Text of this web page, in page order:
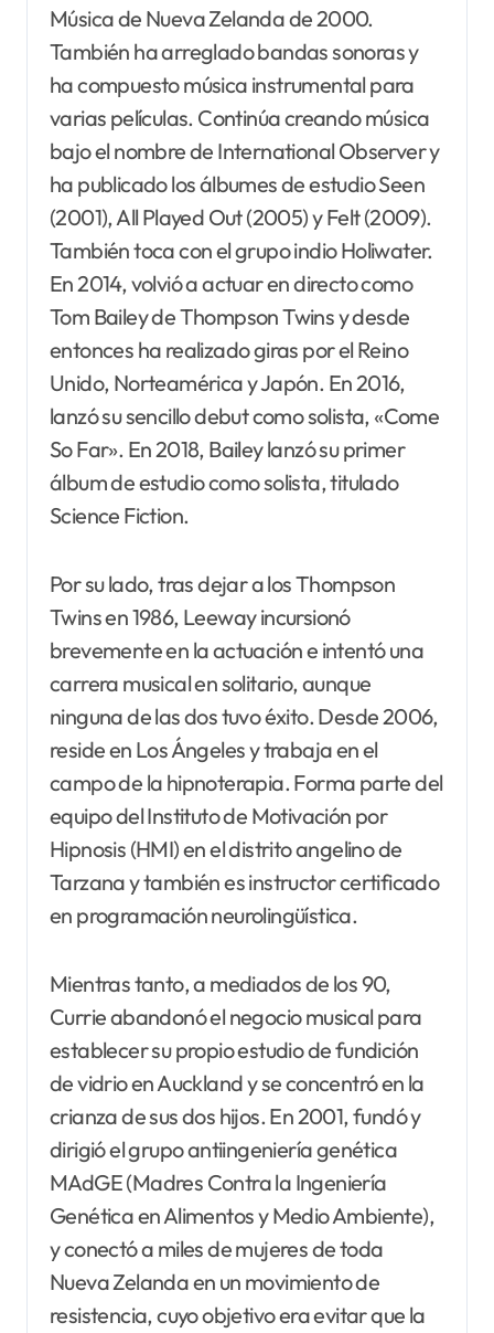
Música de Nueva Zelanda de 2000.
También ha arreglado bandas sonoras y
ha compuesto música instrumental para
varias películas. Continúa creando música
bajo el nombre de International Observer y
ha publicado los álbumes de estudio Seen
(2001), All Played Out (2005) y Felt (2009).
También toca con el grupo indio Holiwater.
En 2014, volvió a actuar en directo como
Tom Bailey de Thompson Twins y desde
entonces ha realizado giras por el Reino
Unido, Norteamérica y Japón. En 2016,
lanzó su sencillo debut como solista, «Come
So Far». En 2018, Bailey lanzó su primer
álbum de estudio como solista, titulado
Science Fiction.
Por su lado, tras dejar a los Thompson
Twins en 1986, Leeway incursionó
brevemente en la actuación e intentó una
carrera musical en solitario, aunque
ninguna de las dos tuvo éxito. Desde 2006,
reside en Los Ángeles y trabaja en el
campo de la hipnoterapia. Forma parte del
equipo del Instituto de Motivación por
Hipnosis (HMI) en el distrito angelino de
Tarzana y también es instructor certificado
en programación neurolingüística.
Mientras tanto, a mediados de los 90,
Currie abandonó el negocio musical para
establecer su propio estudio de fundición
de vidrio en Auckland y se concentró en la
crianza de sus dos hijos. En 2001, fundó y
dirigió el grupo antiingeniería genética
MAdGE (Madres Contra la Ingeniería
Genética en Alimentos y Medio Ambiente),
y conectó a miles de mujeres de toda
Nueva Zelanda en un movimiento de
resistencia, cuyo objetivo era evitar que la